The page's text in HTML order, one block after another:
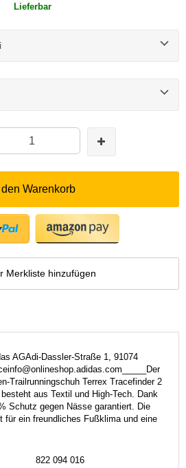
Lieferbar
den Warenkorb
Merkliste hinzufügen
AGAdi-Dassler-Straße 1, 91074
Trailrunningschuh Terrex Tracefinder 2
aus Textil und High-Tech. Dank
Schutz gegen Nässe garantiert. Die
für ein freundliches Fußklima und eine
822 094 016